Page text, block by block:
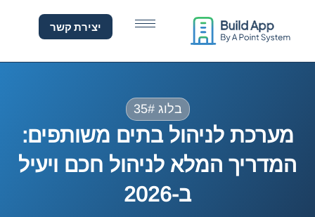
מערכת לניהול בתיםיצירת קשר
בלוג 35#
מערכת לניהול בתים משותפים:
המדריך המלא לניהול חכם ויעיל
ב-2026